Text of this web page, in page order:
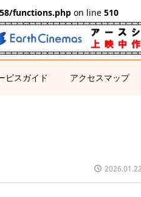
functions.php on line 510
ビスガイド アクセスマップ
2026.01.22